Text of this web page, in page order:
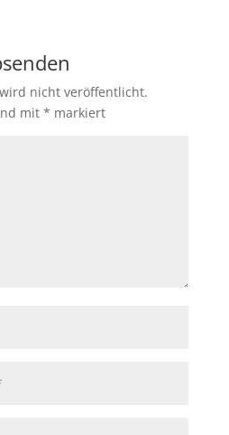
nicht veröffentlicht.
mit * markiert